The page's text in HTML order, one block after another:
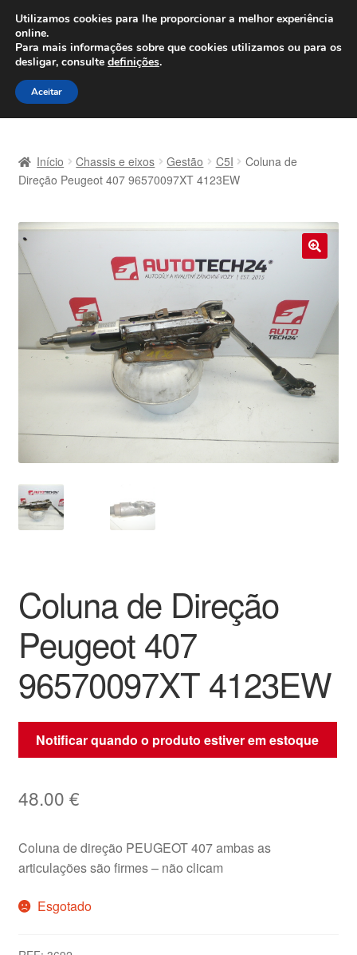
ENVIO a partir de 7 EUR
Seg-Sex, das 9h às 16h800 500 967
Ir
para
a
Saltar
para
o
Carrinho
Contato
Envio para todo o planeta
Minha conta
Procedimento de Reclamação
Sobre nós
Termos e Condições
Transporte
Início Chassis e eixos Gestão C5I
Coluna de
Direção Peugeot 407 96570097XT 4123EW
Coluna de Direção
Peugeot 407
96570097XT 4123EW
Notificar quando o produto estiver em estoque
48.00 €
Coluna de direção PEUGEOT 407 ambas as
articulações são firmes – não clicam
Esgotado
Utilizamos cookies para lhe proporcionar a melhor experiência
online.
Para mais informações sobre que cookies utilizamos ou para os
desligar, consulte definições.
Aceitar